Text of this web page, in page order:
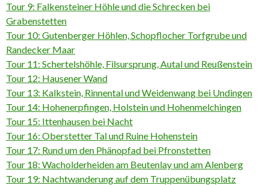
Tour 9: Falkensteiner Höhle und die Schrecken bei
Grabenstetten
Tour 10: Gutenberger Höhlen, Schopflocher Torfgrube und
Randecker Maar
Tour 11: Schertelshöhle, Filsursprung, Autal und Reußenstein
Tour 12: Hausener Wand
Tour 13: Kalkstein, Rinnental und Weidenwang bei Undingen
Tour 14: Hohenerpfingen, Holstein und Hohenmelchingen
Tour 15: Ittenhausen bei Nacht
Tour 16: Oberstetter Tal und Ruine Hohenstein
Tour 17: Rund um den Phänopfad bei Pfronstetten
Tour 18: Wacholderheiden am Beutenlay und am Alenberg
Tour 19: Nachtwanderung auf dem Truppenübungsplatz